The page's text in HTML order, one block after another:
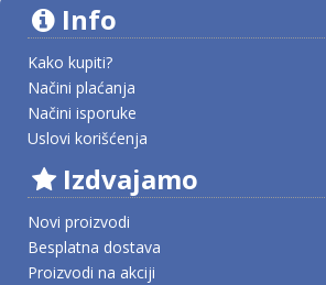
Info
Kako kupiti?
Načini plaćanja
Načini isporuke
Uslovi korišćenja
Izdvajamo
Novi proizvodi
Besplatna dostava
Proizvodi na akciji